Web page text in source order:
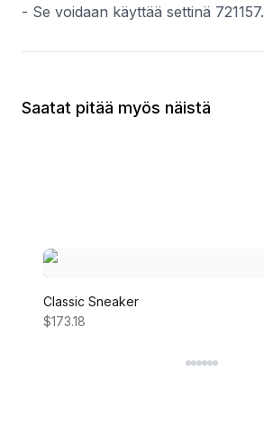
- Se voidaan käyttää settinä 721157.
Saatat pitää myös näistä
Classic Sneaker
$173.18